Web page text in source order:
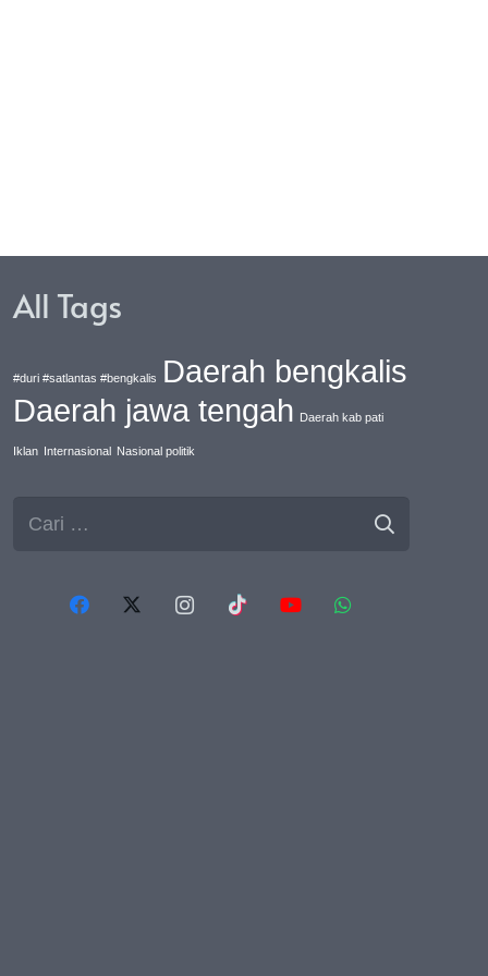
All Tags
#duri #satlantas #bengkalis
Daerah bengkalis
Daerah jawa tengah Daerah kab pati
Iklan Internasional Nasional politik